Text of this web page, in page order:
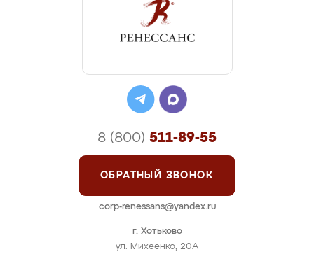
г. Хотьково
ул. Михеенко, 20А
8 (800) 511-89-55
ОБРАТНЫЙ ЗВОНОК
corp-renessans@yandex.ru